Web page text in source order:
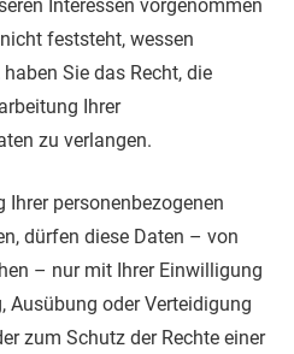
Interessen vorgenommen
feststeht, wessen
Sie das Recht, die
Ihrer
zu verlangen.
Ihrer personenbezogenen
dürfen diese Daten – von
– nur mit Ihrer Einwilligung
Ausübung oder Verteidigung
zum Schutz der Rechte einer